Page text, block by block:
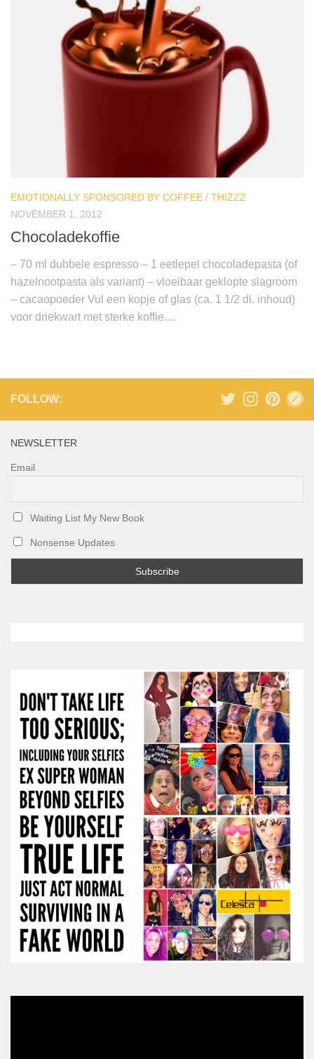
EMOTIONALLY SPONSORED BY COFFEE / THIZZZ
NOVEMBER 1, 2012
Chocoladekoffie
– 70 ml dubbele espresso – 1 eetlepel chocoladepasta (of
hazelnootpasta als variant) – vloeibaar geklopte slagroom
– cacaopoeder Vul een kopje of glas (ca. 1 1/2 dl. inhoud)
voor driekwart met sterke koffie....
FOLLOW:
NEWSLETTER
Email
Waiting List My New Book
Nonsense Updates